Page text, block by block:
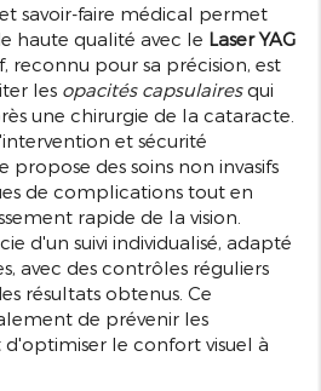
savoir-faire médical permet
haute qualité avec le Laser YAG
reconnu pour sa précision, est
les opacités capsulairesqui
une chirurgie de la cataracte.
et sécurité
des soins non invasifs
de complications tout en
rapide de la vision.
d'un suivi individualisé, adapté
avec des contrôles réguliers
résultats obtenus. Ce
de prévenir les
d'optimiser le confort visuel à